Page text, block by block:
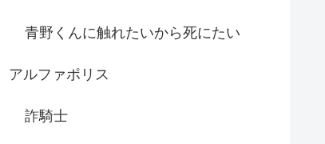
青野くんに触れたいから死にたい
アルファポリス
詐騎士